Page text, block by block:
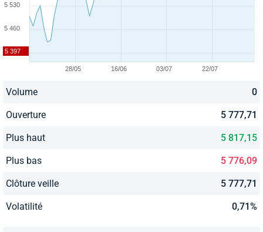
Volume 0
Ouverture 5 777,71
Plus haut 5 817,15
Plus bas 5 776,09
Clôture veille 5 777,71
Volatilité 0,71%